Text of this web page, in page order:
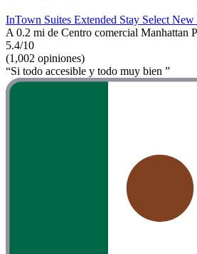
InTown Suites Extended Stay Select
A 0.2 mi de Centro comercial Manhattan
5.4/10
(1,002 opiniones)
“Si todo accesible y todo muy bien ”